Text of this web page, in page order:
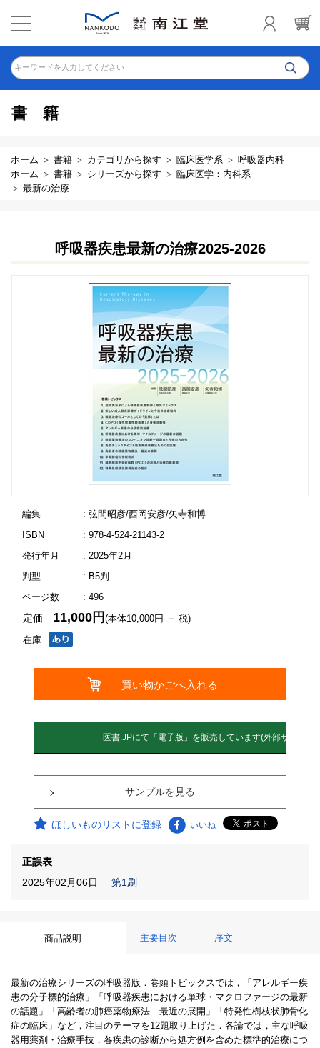
キーワードを入力してください
書籍
ホーム 書籍 カテゴリから探す 臨床医学系
呼吸器内科
ホーム
書籍 シリーズから探す
臨床医学：内科系
最新の治療
呼吸器疾患最新の治療2025-2026
編集
: 弦間昭彦/西岡安彦/矢寺和博
ISBN
: 978-4-524-21143-2
発行年月
: 2025年2月
判型
: B5判
ページ数
: 496
在庫
定価 11,000円(本体10,000円 ＋ 税)
サンプルを見る
ほしいものリストに登録 いいね
正誤表
2025年02月06日
第1刷
商品説明 主要目次 序文
最新の治療シリーズの呼吸器版．巻頭トピックスでは，「アレルギー疾
患の分子標的治療」「呼吸器疾患における単球・マクロファージの最新
の話題」「高齢者の肺癌薬物療法―最近の展開」「特発性樹枝状肺骨化
症の臨床」など，注目のテーマを12題取り上げた．各論では，主な呼吸
器用薬剤・治療手技，各疾患の診断から処方例を含めた標準的治療につ